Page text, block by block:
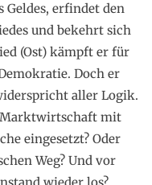
erfindet den
und bekehrt sich
(Ost) kämpft er für
Doch er
aller Logik.
Marktwirtschaft mit
eingesetzt? Oder
Weg? Und vor